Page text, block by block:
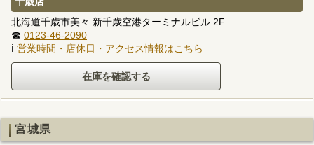
北海道千歳市美々 新千歳空港ターミナルビル 2F
☎ 0123-46-2090
ℹ 営業時間・店休日・アクセス情報はこちら
宮城県